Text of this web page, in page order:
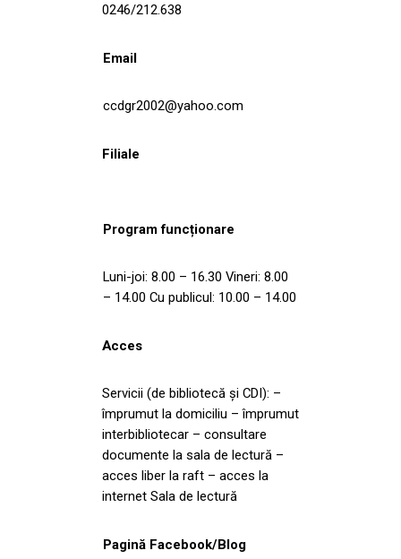
0246/212.638
Email
ccdgr2002@yahoo.com
Filiale
Program funcționare
Luni-joi: 8.00 – 16.30 Vineri: 8.00
– 14.00 Cu publicul: 10.00 – 14.00
Acces
Servicii (de bibliotecă și CDI): –
împrumut la domiciliu – împrumut
interbibliotecar – consultare
documente la sala de lectură –
acces liber la raft – acces la
internet Sala de lectură
Pagină Facebook/Blog